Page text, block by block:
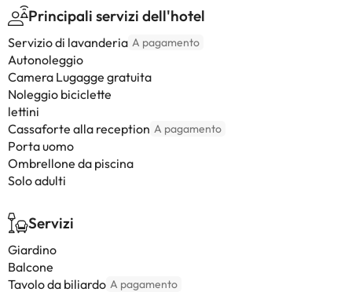
Principali servizi dell'hotel
Servizio di lavanderia A pagamento
Autonoleggio
Camera Lugagge gratuita
Noleggio biciclette
lettini
Cassaforte alla reception A pagamento
Porta uomo
Ombrellone da piscina
Solo adulti
Servizi
Giardino
Balcone
Tavolo da biliardo A pagamento